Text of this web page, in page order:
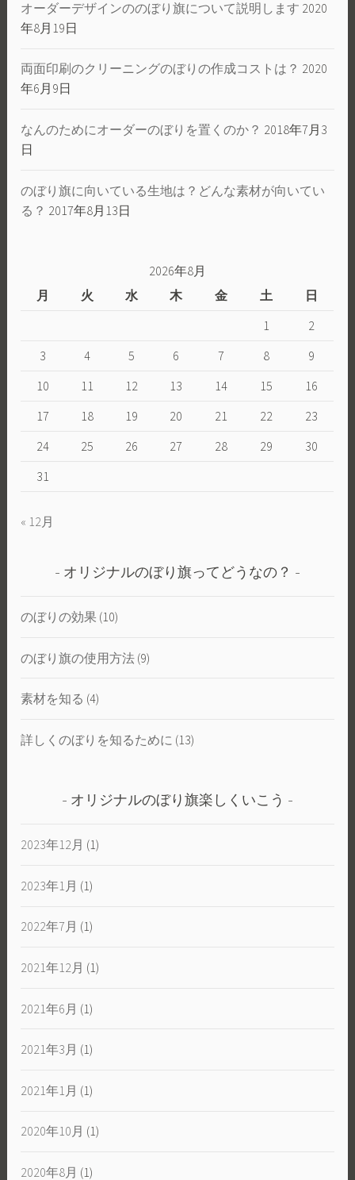
オーダーデザインののぼり旗について説明します 2020
年8月19日
両面印刷のクリーニングのぼりの作成コストは？ 2020
年6月9日
なんのためにオーダーのぼりを置くのか？ 2018年7月3
日
のぼり旗に向いている生地は？どんな素材が向いてい
る？ 2017年8月13日
2026年8月
月
火 水 木 金 土
日
1
2
3
4 5 6 7 8
9
10
11 12 13 14 15
16
17
18 19 20 21 22
23
24
25 26 27 28 29
30
31
« 12月
オリジナルのぼり旗ってどうなの？
のぼりの効果 (10)
のぼり旗の使用方法 (9)
素材を知る (4)
詳しくのぼりを知るために (13)
オリジナルのぼり旗楽しくいこう
2023年12月 (1)
2023年1月 (1)
2022年7月 (1)
2021年12月 (1)
2021年6月 (1)
2021年3月 (1)
2021年1月 (1)
2020年10月 (1)
2020年8月 (1)